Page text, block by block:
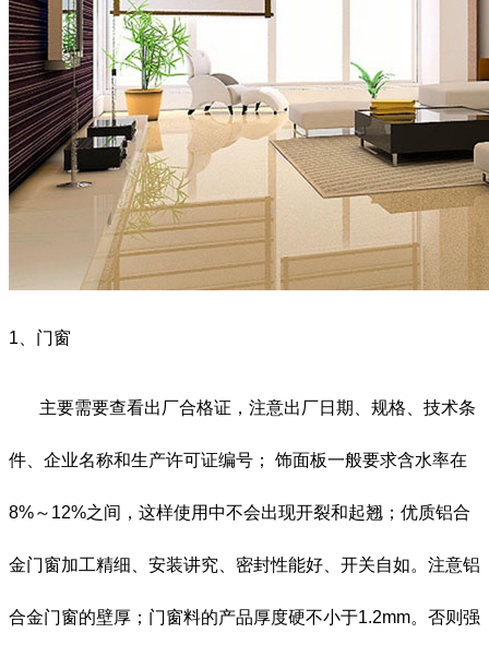
1、门窗
主要需要查看出厂合格证，注意出厂日期、规格、技术条
件、企业名称和生产许可证编号； 饰面板一般要求含水率在
8%～12%之间，这样使用中不会出现开裂和起翘；优质铝合
金门窗加工精细、安装讲究、密封性能好、开关自如。注意铝
合金门窗的壁厚；门窗料的产品厚度硬不小于1.2mm。否则强